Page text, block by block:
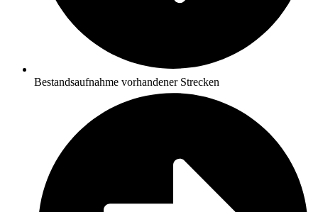
Bestandsaufnahme vorhandener Strecken